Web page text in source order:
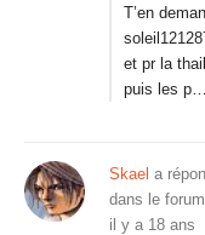
T’en
et pr la
puis les p…
Skael a
dans le forum
il y a 18 ans